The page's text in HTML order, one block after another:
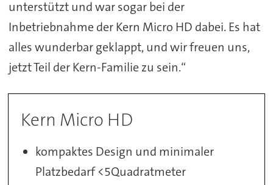
unterstützt und war sogar bei der
Inbetriebnahme der Kern Micro HD dabei. Es hat
alles wunderbar geklappt, und wir freuen uns,
jetzt Teil der Kern-Familie zu sein.“
Kern Micro HD
kompaktes Design und minimaler
Platzbedarf <5Quadratmeter